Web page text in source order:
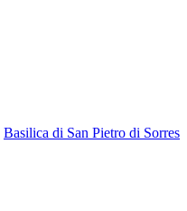
Basilica di San Pietro di Sorres